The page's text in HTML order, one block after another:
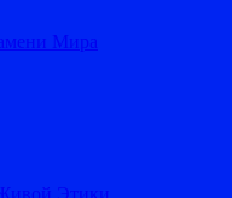
Мира
Этики